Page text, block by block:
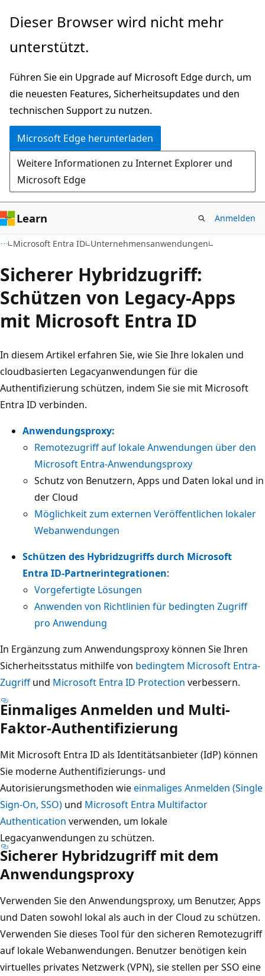
Zu
wechseln
Dieser Browser wird nicht mehr
unterstützt.
Führen Sie ein Upgrade auf Microsoft Edge durch, um
die neuesten Features, Sicherheitsupdates und den
technischen Support zu nutzen.
Microsoft Edge herunterladen
Weitere Informationen zu Internet Explorer und
Microsoft Edge
Learn Anmelden
Microsoft Entra ID Unternehmensanwendungen
Sicherer Hybridzugriff:
Schützen von Legacy-Apps
mit Microsoft Entra ID
In diesem Artikel erfahren Sie, wie Sie Ihre lokalen und
cloudbasierten Legacyanwendungen für die
Authentifizierung schützen, indem Sie sie mit Microsoft
Entra ID verbinden.
Anwendungsproxy:
Remotezugriff auf lokale Anwendungen über den
Microsoft Entra-Anwendungsproxy
Schutz von Benutzern, Apps und Daten lokal und in
der Cloud
Möglichkeit zum externen Veröffentlichen lokaler
Webanwendungen
Schützen des Hybridzugriffs durch Microsoft
Entra ID-Partnerintegrationen:
Vorgefertigte Lösungen
Anwenden von Richtlinien für bedingten Zugriff
pro Anwendung
In Ergänzung zum Anwendungsproxy können Sie Ihren
Sicherheitsstatus mithilfe von bedingtem Microsoft Entra-
Zugriffund Microsoft Entra ID Protection verbessern.
Einmaliges Anmelden und Multi-
Faktor-Authentifizierung
Mit Microsoft Entra ID als Identitätsanbieter (IdP) können
Sie moderne Authentifizierungs- und
Autorisierungsmethoden wieeinmaliges Anmelden (Single
Sign-On, SSO) und Microsoft Entra Multifactor
Authentication verwenden, um lokale
Legacyanwendungen zu schützen.
Sicherer Hybridzugriff mit dem
Anwendungsproxy
Verwenden Sie den Anwendungsproxy, um Benutzer, Apps
und Daten sowohl lokal als auch in der Cloud zu schützen.
Verwenden Sie dieses Tool für den sicheren Remotezugriff
auf lokale Webanwendungen. Benutzer benötigen kein
virtuelles privates Netzwerk (VPN), sie stellen per SSO eine